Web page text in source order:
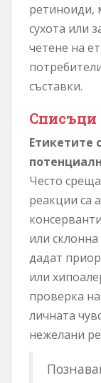
ретиноиди,
сухота или
четене на
съставки.
Списъци
Етикетите
Често
реакции са
или
дадат
или
проверка
личната
нежелани